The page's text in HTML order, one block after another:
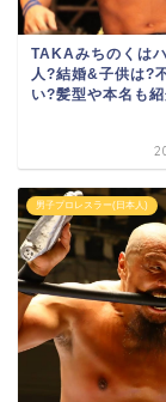
TAKAみちのくは
人?結婚&子供は?
い?髪型や本名も
男子プロレスラー(日本人)